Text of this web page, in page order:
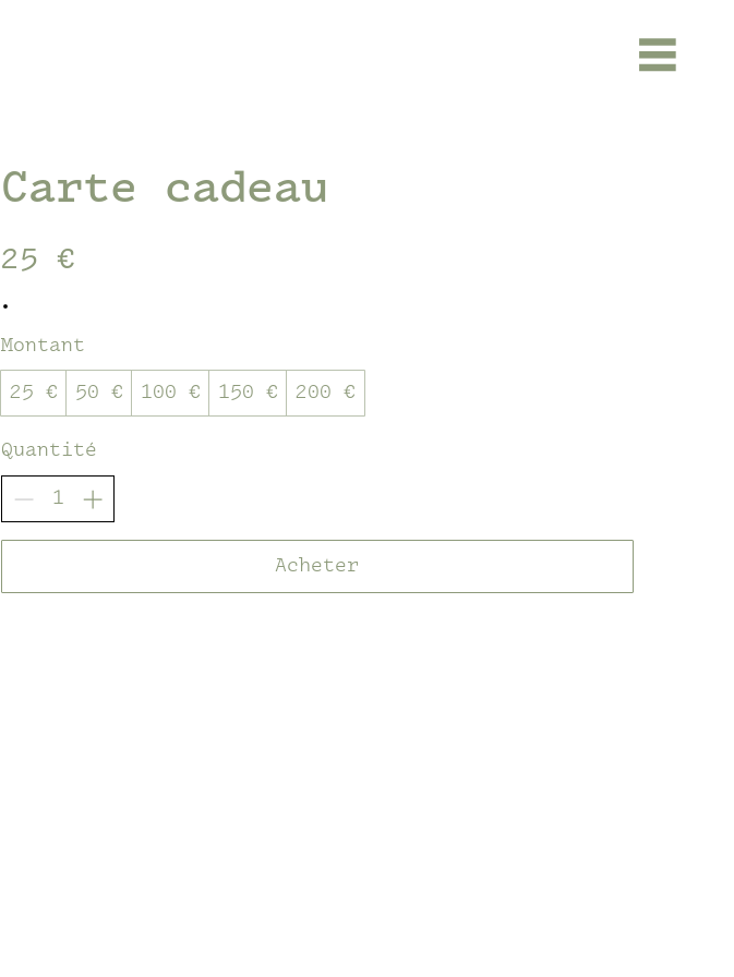
Carte cadeau
25 €
Montant
25 €
50 € 100 € 150 € 200 €
Quantité
Acheter